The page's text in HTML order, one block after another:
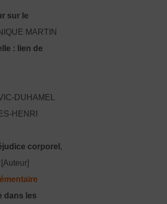
sur le
MARTIN
: lien de
DUHAMEL
HENRI
corporel ,
dans les